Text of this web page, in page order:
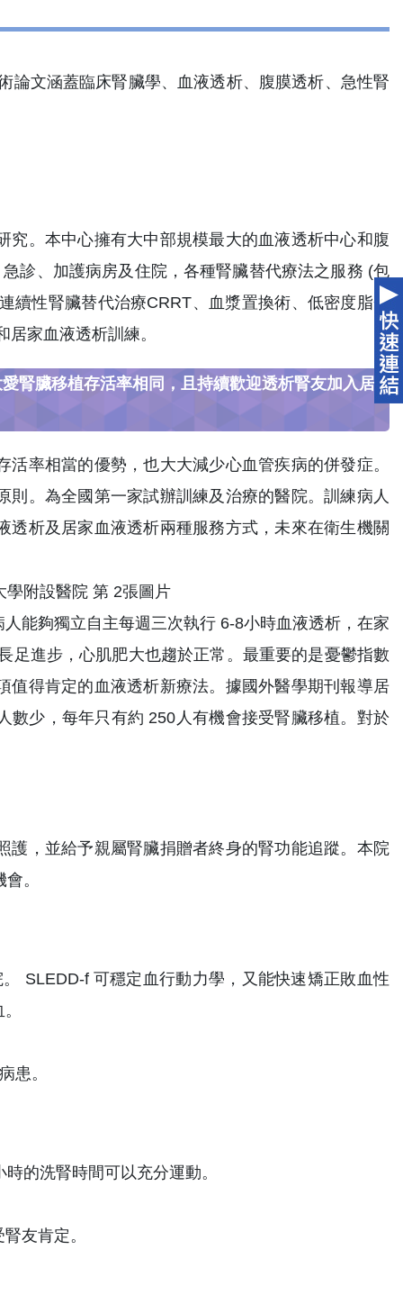
論文涵蓋臨床腎臟學、血液透析、腹膜透析、急性腎
。本中心擁有大中部規模最大的血液透析中心和腹
診、加護病房及住院，各種腎臟替代療法之服務 (包
續性腎臟替代治療CRRT、血漿置換術、低密度脂蛋
家血液透析訓練。
腎臟移植存活率相同，且持續歡迎透析腎友加入居
率相當的優勢，也大大減少心血管疾病的併發症。
。為全國第一家試辦訓練及治療的醫院。訓練病人
析及居家血液透析兩種服務方式，未來在衛生機關
能夠獨立自主每週三次執行 6-8小時血液透析，在家
足進步，心肌肥大也趨於正常。最重要的是憂鬱指數
得肯定的血液透析新療法。據國外醫學期刊報導居
數少，每年只有約 250人有機會接受腎臟移植。對於
，並給予親屬腎臟捐贈者終身的腎功能追蹤。本院
。
SLEDD-f 可穩定血行動力學，又能快速矯正敗血性
患。
的洗腎時間可以充分運動。
友肯定。